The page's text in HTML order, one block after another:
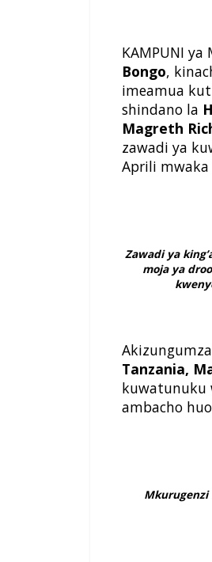
KAMPUNI
Bongo,
imeamua
shindano la
Magreth
zawadi ya
Aprili mwaka
Zawadi ya
moja ya
Tanzania,
kuwatunuku
ambacho
Mkurugenzi